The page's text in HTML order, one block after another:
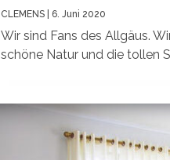
CLEMENS | 6. Juni 2020
Wir sind Fans des Allgäus.
schöne Natur und die tollen